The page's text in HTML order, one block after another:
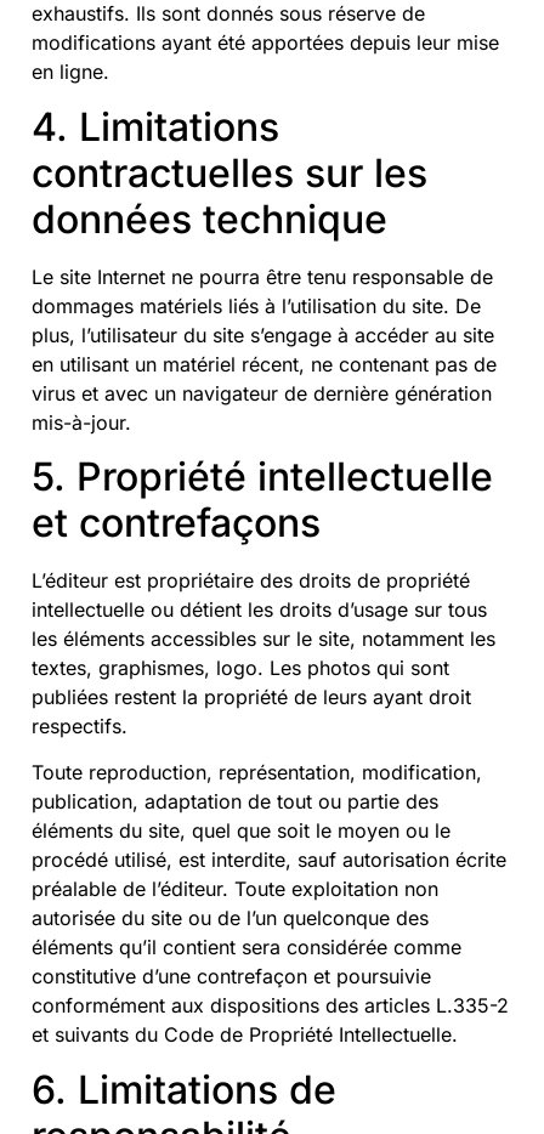
exhaustifs. Ils sont donnés sous réserve de
modifications ayant été apportées depuis leur mise
en ligne.
4. Limitations
contractuelles sur les
données technique
Le site Internet ne pourra être tenu responsable de
dommages matériels liés à l’utilisation du site. De
plus, l’utilisateur du site s’engage à accéder au site
en utilisant un matériel récent, ne contenant pas de
virus et avec un navigateur de dernière génération
mis-à-jour.
5. Propriété intellectuelle
et contrefaçons
L’éditeur est propriétaire des droits de propriété
intellectuelle ou détient les droits d’usage sur tous
les éléments accessibles sur le site, notamment les
textes, graphismes, logo. Les photos qui sont
publiées restent la propriété de leurs ayant droit
respectifs.
Toute reproduction, représentation, modification,
publication, adaptation de tout ou partie des
éléments du site, quel que soit le moyen ou le
procédé utilisé, est interdite, sauf autorisation écrite
préalable de l’éditeur. Toute exploitation non
autorisée du site ou de l’un quelconque des
éléments qu’il contient sera considérée comme
constitutive d’une contrefaçon et poursuivie
conformément aux dispositions des articles L.335-2
et suivants du Code de Propriété Intellectuelle.
6. Limitations de